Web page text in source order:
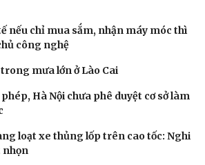
nếu chỉ mua sắm, nhận máy móc thì
công nghệ
mưa lớn ở Lào Cai
Hà Nội chưa phê duyệt cơ sở làm
loạt xe thủng lốp trên cao tốc: Nghi
nhọn